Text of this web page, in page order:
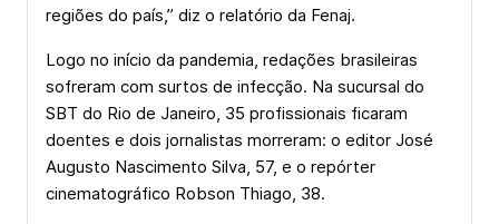
regiões do país,” diz o relatório da Fenaj.
Logo no início da pandemia, redações brasileiras
sofreram com surtos de infecção. Na sucursal do
SBT do Rio de Janeiro, 35 profissionais ficaram
doentes e dois jornalistas morreram: o editor José
Augusto Nascimento Silva, 57, e o repórter
cinematográfico Robson Thiago, 38.